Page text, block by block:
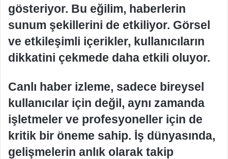
gösteriyor. Bu eğilim, haberlerin
sunum şekillerini de etkiliyor. Görsel
ve etkileşimli içerikler, kullanıcıların
dikkatini çekmede daha etkili oluyor.
Canlı haber izleme, sadece bireysel
kullanıcılar için değil, aynı zamanda
işletmeler ve profesyoneller için de
kritik bir öneme sahip. İş dünyasında,
gelişmelerin anlık olarak takip